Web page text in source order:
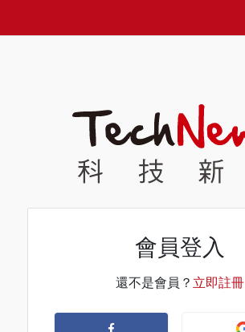
會員登入
還不是會員？ 立即註冊